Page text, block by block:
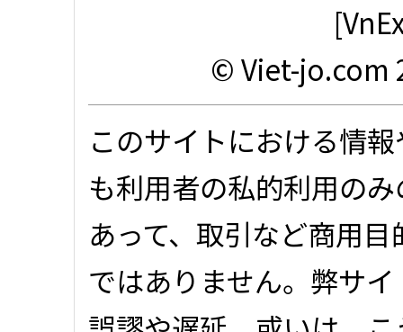
© Viet-jo.com
このサイトにおける情
も利用者の私的利用の
あって、取引など商用
ではありません。弊サ